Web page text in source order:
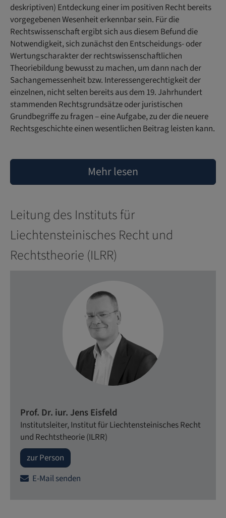
deskriptiven) Entdeckung einer im positiven Recht bereits
vorgegebenen Wesenheit erkennbar sein. Für die
Rechtswissenschaft ergibt sich aus diesem Befund die
Notwendigkeit, sich zunächst den Entscheidungs- oder
Wertungscharakter der rechtswissenschaftlichen
Theoriebildung bewusst zu machen, um dann nach der
Sachangemessenheit bzw. Interessengerechtigkeit der
einzelnen, nicht selten bereits aus dem 19. Jahrhundert
stammenden Rechtsgrundsätze oder juristischen
Grundbegriffe zu fragen ‒ eine Aufgabe, zu der die neuere
Rechtsgeschichte einen wesentlichen Beitrag leisten kann.
Mehr lesen
Leitung des Instituts für
Liechtensteinisches Recht und
Rechtstheorie (ILRR)
Prof. Dr. iur. Jens Eisfeld
Institutsleiter, Institut für Liechtensteinisches Recht
und Rechtstheorie (ILRR)
zur Person
E-Mail senden